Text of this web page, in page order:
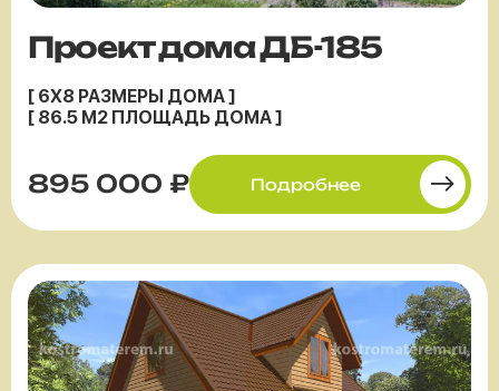
Проект дома ДБ-185
[ 6X8 РАЗМЕРЫ ДОМА ]
[ 86.5 М2 ПЛОЩАДЬ ДОМА ]
895 000 ₽ Подробнее